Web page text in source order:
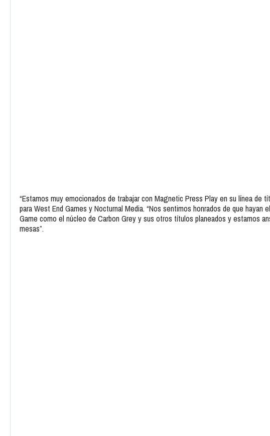
“Estamos muy emocionados de trabajar con Magnetic Press Play en su línea de
para West End Games y Nocturnal Media. “Nos sentimos honrados de que
Game como el núcleo de Carbon Grey y sus otros títulos planeados y estamos
mesas”.